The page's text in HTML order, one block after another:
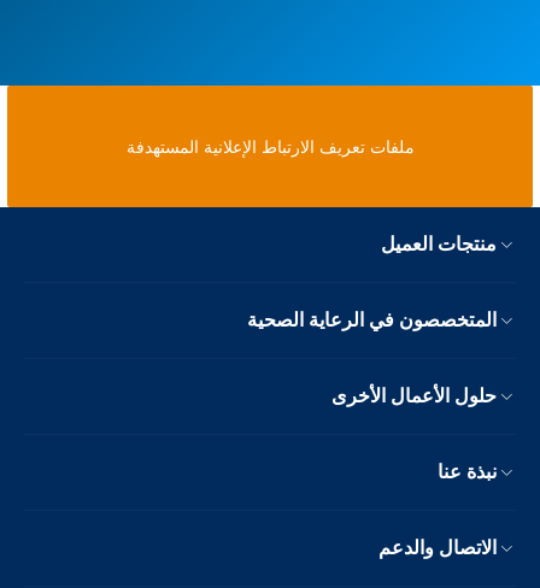
ملفات تعريف الارتباط الإعلانية المستهدفة
منتجات العميل
المتخصصون في الرعاية الصحية
حلول الأعمال الأخرى
نبذة عنا
الاتصال والدعم